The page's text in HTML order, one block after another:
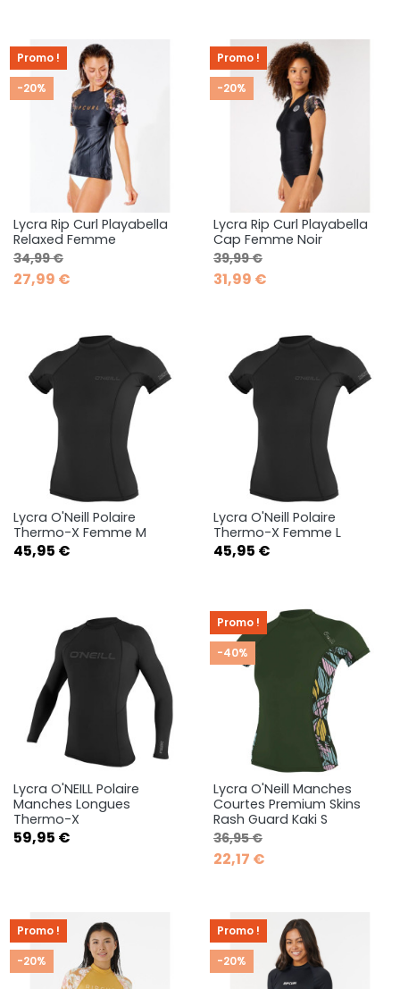
Lycra Rip Curl Playabella
Relaxed Femme
Prix de base
34,99 €Prix
27,99 €
Promo !
-20%
Lycra Rip Curl Playabella
Cap Femme Noir
Prix de base
39,99 €Prix
31,99 €
Promo !
-20%
Lycra O'Neill Polaire
Thermo-X Femme M
Prix
45,95 €
Lycra O'Neill Polaire
Thermo-X Femme L
Prix
45,95 €
Lycra O'NEILL Polaire
Manches Longues
Thermo-X
Prix
59,95 €
Lycra O'Neill Manches
Courtes Premium Skins
Rash Guard Kaki S
Prix de base
36,95 €Prix
22,17 €
Promo !
-40%
Promo !
-20%
Promo !
-20%